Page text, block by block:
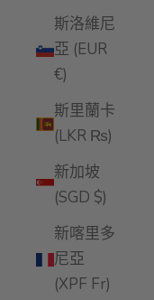
斯洛維尼
亞 (EUR
€)
斯里蘭卡
(LKR ₨)
新加坡
(SGD $)
新喀里多
尼亞
(XPF Fr)